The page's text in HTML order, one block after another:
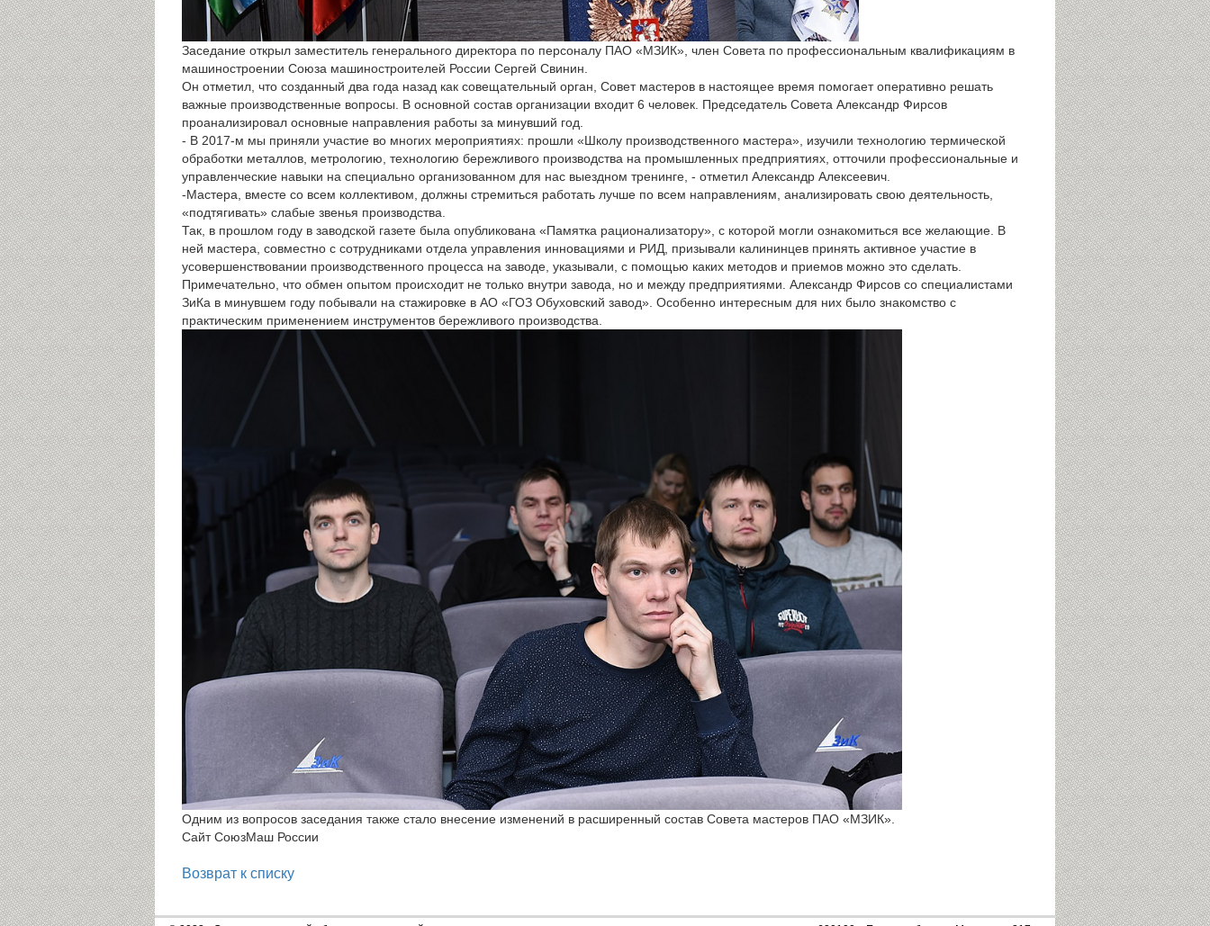
Заседание открыл заместитель генерального директора по персоналу ПАО «МЗИК», член Совета по профессиональным квалификациям в
машиностроении Союза машиностроителей России Сергей Свинин.
Он отметил, что созданный два года назад как совещательный орган, Совет мастеров в настоящее время помогает оперативно решать
важные производственные вопросы. В основной состав организации входит 6 человек. Председатель Совета Александр Фирсов
проанализировал основные направления работы за минувший год.
- В 2017-м мы приняли участие во многих мероприятиях: прошли «Школу производственного мастера», изучили технологию термической
обработки металлов, метрологию, технологию бережливого производства на промышленных предприятиях, отточили профессиональные и
управленческие навыки на специально организованном для нас выездном тренинге, - отметил Александр Алексеевич.
-Мастера, вместе со всем коллективом, должны стремиться работать лучше по всем направлениям, анализировать свою деятельность,
«подтягивать» слабые звенья производства.
Так, в прошлом году в заводской газете была опубликована «Памятка рационализатору», с которой могли ознакомиться все желающие. В
ней мастера, совместно с сотрудниками отдела управления инновациями и РИД, призывали калининцев принять активное участие в
усовершенствовании производственного процесса на заводе, указывали, с помощью каких методов и приемов можно это сделать.
Примечательно, что обмен опытом происходит не только внутри завода, но и между предприятиями. Александр Фирсов со специалистами
ЗиКа в минувшем году побывали на стажировке в АО «ГОЗ Обуховский завод». Особенно интересным для них было знакомство с
практическим применением инструментов бережливого производства.
Одним из вопросов заседания также стало внесение изменений в расширенный состав Совета мастеров ПАО «МЗИК».
Сайт СоюзМаш России
Возврат к списку